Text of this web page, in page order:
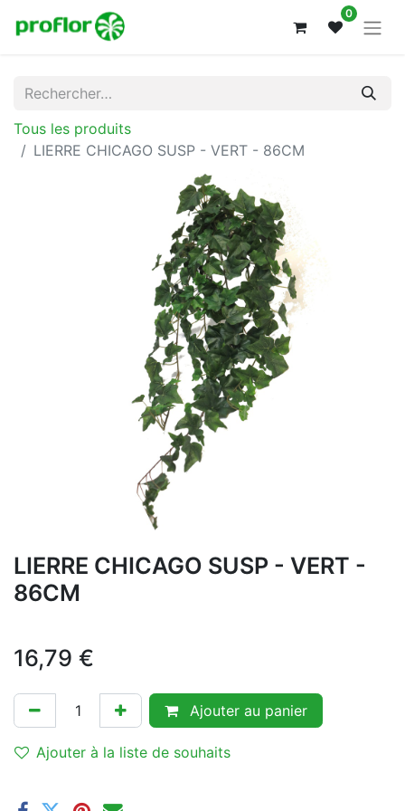
0
Tous les produits
LIERRE CHICAGO SUSP - VERT - 86CM
LIERRE CHICAGO SUSP - VERT -
86CM
16,79 €
Ajouter au panier
Ajouter à la liste de souhaits